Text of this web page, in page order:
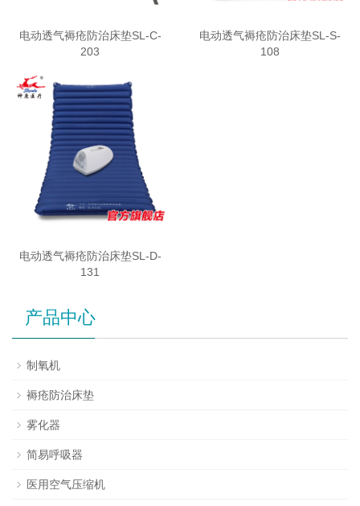
电动透气褥疮防治床垫SL-C-
203
电动透气褥疮防治床垫SL-S-
108
电动透气褥疮防治床垫SL-D-
131
产品中心
制氧机
褥疮防治床垫
雾化器
简易呼吸器
医用空气压缩机